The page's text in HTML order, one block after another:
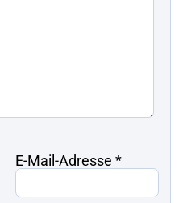
E-Mail-Adresse *